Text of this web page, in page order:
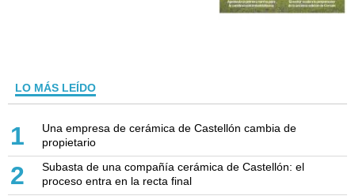
LO MÁS LEÍDO
1
Una empresa de cerámica de Castellón cambia de
propietario
2
Subasta de una compañía cerámica de Castellón: el
proceso entra en la recta final